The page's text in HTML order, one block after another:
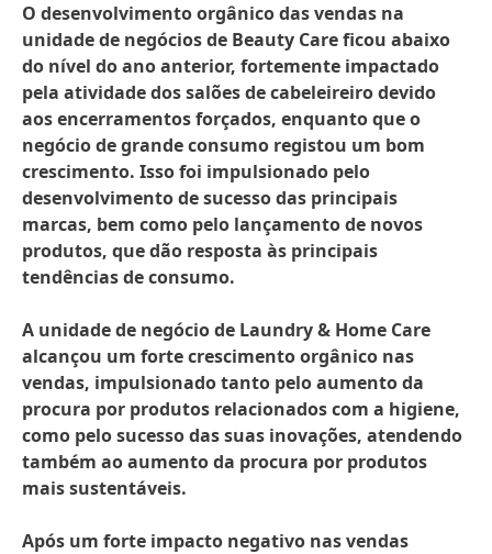
O desenvolvimento orgânico das vendas na
unidade de negócios de Beauty Care ficou abaixo
do nível do ano anterior, fortemente impactado
pela atividade dos salões de cabeleireiro devido
aos encerramentos forçados, enquanto que o
negócio de grande consumo registou um bom
crescimento. Isso foi impulsionado pelo
desenvolvimento de sucesso das principais
marcas, bem como pelo lançamento de novos
produtos, que dão resposta às principais
tendências de consumo.
A unidade de negócio de Laundry & Home Care
alcançou um forte crescimento orgânico nas
vendas, impulsionado tanto pelo aumento da
procura por produtos relacionados com a higiene,
como pelo sucesso das suas inovações, atendendo
também ao aumento da procura por produtos
mais sustentáveis.
Após um forte impacto negativo nas vendas